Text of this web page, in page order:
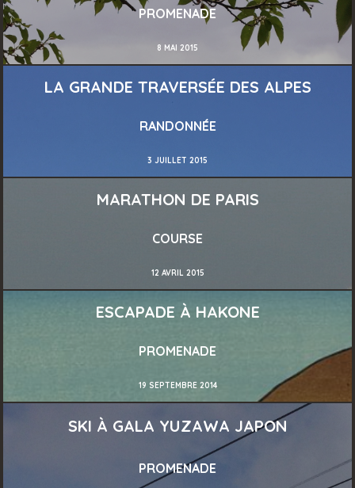
PROMENADE
8 MAI 2015
LA GRANDE TRAVERSÉE DES ALPES
RANDONNÉE
3 JUILLET 2015
MARATHON DE PARIS
COURSE
12 AVRIL 2015
ESCAPADE À HAKONE
PROMENADE
19 SEPTEMBRE 2014
SKI À GALA YUZAWA JAPON
PROMENADE